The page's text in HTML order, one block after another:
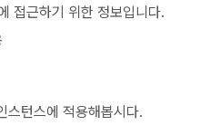
접근하기 위한 정보입니다.
스턴스에 적용해봅시다.